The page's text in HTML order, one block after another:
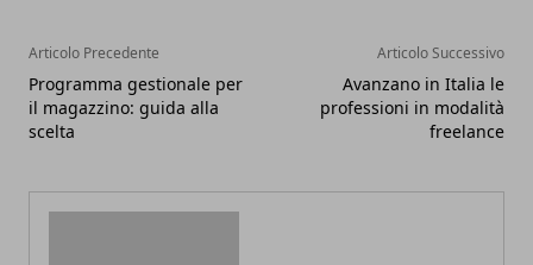
Articolo Precedente
Programma gestionale per
il magazzino: guida alla
scelta
Articolo Successivo
Avanzano in Italia le
professioni in modalità
freelance